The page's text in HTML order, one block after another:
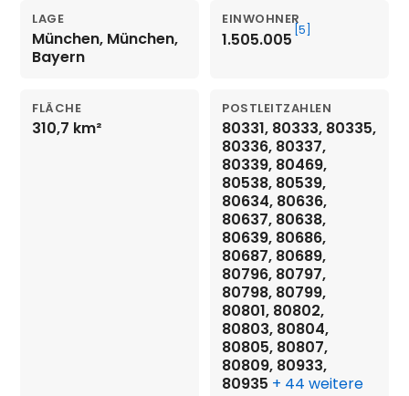
LAGE
München, München,
Bayern
EINWOHNER
1.505.005 [5]
FLÄCHE
310,7 km²
POSTLEITZAHLEN
80331, 80333, 80335,
80336, 80337,
80339, 80469,
80538, 80539,
80634, 80636,
80637, 80638,
80639, 80686,
80687, 80689,
80796, 80797,
80798, 80799,
80801, 80802,
80803, 80804,
80805, 80807,
80809, 80933,
80935 + 44 weitere